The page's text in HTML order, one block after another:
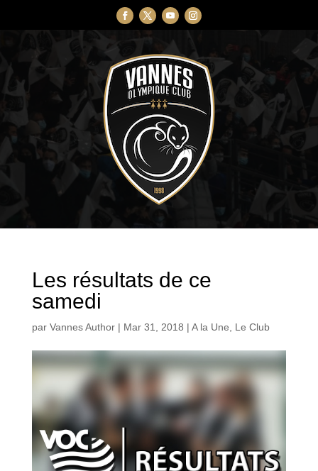
Les résultats de ce
samedi
par Vannes Author| Mar 31, 2018 | A la Une, Le Club